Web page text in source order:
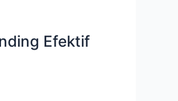
Efektif